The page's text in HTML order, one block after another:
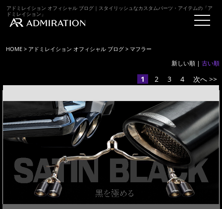
アドミレイション オフィシャル ブログ｜スタイリッシュなカスタムパーツ・アイテムの「ア
ドミレイション」
HOME > アドミレイション オフィシャル ブログ > マフラー
新しい順 | 古い順
1 2 3 4 次へ >>